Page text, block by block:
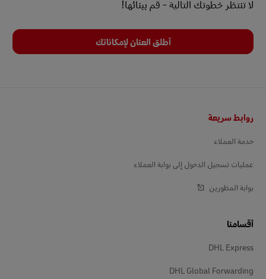
لا تنتظر خطوتك التالية - قم ببنائها!
أطلق العنان لإمكاناتك
روابط سريعة
خدمة العملاء
عمليات تسجيل الدخول إلى بوابة العملاء
بوابة المطورين
أقسامنا
DHL Express
DHL Global Forwarding